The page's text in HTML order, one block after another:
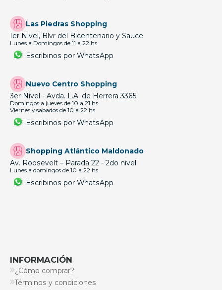
Las Piedras Shopping
1er Nivel, Blvr del Bicentenario y Sauce
Lunes a Domingos de 11 a 22 hs
Escribinos por WhatsApp
Nuevo Centro Shopping
3er Nivel - Avda. L.A. de Herrera 3365
Domingos a jueves de 10 a 21 hs
Viernes y sabados de 10 a 22 hs
Escribinos por WhatsApp
Shopping Atlántico Maldonado
Av. Roosevelt – Parada 22 - 2do nivel
Lunes a domingos de 10 a 22 hs
Escribinos por WhatsApp
INFORMACIÓN
¿Cómo comprar?
Términos y condiciones